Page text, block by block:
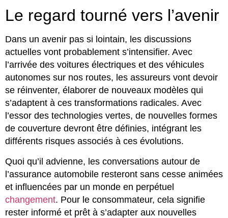
Le regard tourné vers l’avenir
Dans un avenir pas si lointain, les discussions
actuelles vont probablement s’intensifier. Avec
l’arrivée des voitures électriques et des véhicules
autonomes sur nos routes, les assureurs vont devoir
se réinventer, élaborer de nouveaux modèles qui
s’adaptent à ces transformations radicales. Avec
l’essor des technologies vertes, de nouvelles formes
de couverture devront être définies, intégrant les
différents risques associés à ces évolutions.
Quoi qu’il advienne, les conversations autour de
l’assurance automobile resteront sans cesse animées
et influencées par un monde en perpétuel
changement. Pour le consommateur, cela signifie
rester informé et prêt à s’adapter aux nouvelles